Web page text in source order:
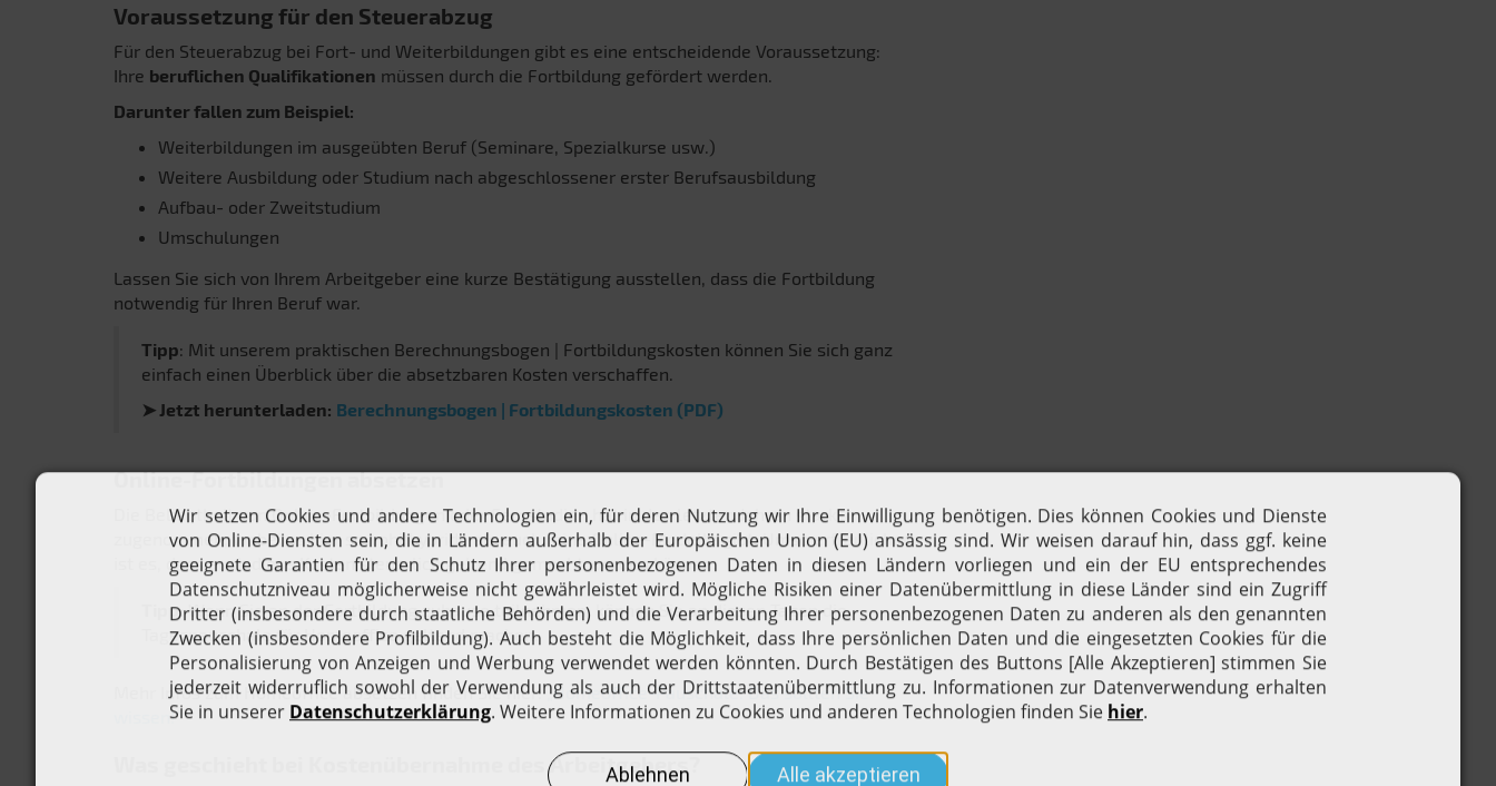
Voraussetzung für den Steuerabzug
Für den Steuerabzug bei Fort- und Weiterbildungen gibt es eine entscheidende Voraussetzung:
Ihre beruflichen Qualifikationen müssen durch die Fortbildung gefördert werden.
Darunter fallen zum Beispiel:
Weiterbildungen im ausgeübten Beruf (Seminare, Spezialkurse usw.)
Weitere Ausbildung oder Studium nach abgeschlossener erster Berufsausbildung
Aufbau- oder Zweitstudium
Umschulungen
Lassen Sie sich von Ihrem Arbeitgeber eine kurze Bestätigung ausstellen, dass die Fortbildung
notwendig für Ihren Beruf war.
Tipp: Mit unserem praktischen Berechnungsbogen | Fortbildungskosten können Sie sich ganz
einfach einen Überblick über die absetzbaren Kosten verschaffen.
➤ Jetzt herunterladen: Berechnungsbogen | Fortbildungskosten (PDF)
Online-Fortbildungen absetzen
Die Beliebtheit von Online-Fortbildungen oder Fernstudien hat in den letzten Jahren stark
zugenommen, wobei es hier sowohl hybride als auch reine Online-Modelle gibt. Umso erfreulicher
ist es, dass auch diese Kosten steuerlich geltend gemacht werden können.
Tipp:Wenn Sie an der Fortbildung zuhause teilnehmen, können Sie an diesen Tagen die
Tagespauschale für Homeoffice geltend machen.
Mehr Infos zum Homeoffice absetzen finden Sie hier:„Homeoffice-Pauschale: Das sollten Sie
wissen!“
Was geschieht bei Kostenübernahme des Arbeitgebers?